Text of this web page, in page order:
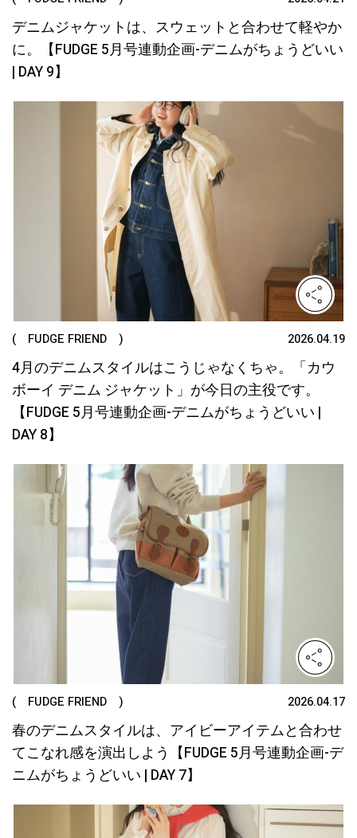
デニムジャケットは、スウェットと合わせて軽やか
に。【FUDGE 5月号連動企画-デニムがちょうどいい
| DAY 9】
( FUDGE FRIEND ) 2026.04.19
4月のデニムスタイルはこうじゃなくちゃ。「カウ
ボーイ デニム ジャケット」が今⽇の主役です。
【FUDGE 5月号連動企画-デニムがちょうどいい |
DAY 8】
( FUDGE FRIEND ) 2026.04.17
春のデニムスタイルは、アイビーアイテムと合わせ
てこなれ感を演出しよう【FUDGE 5月号連動企画-デ
ニムがちょうどいい | DAY 7】